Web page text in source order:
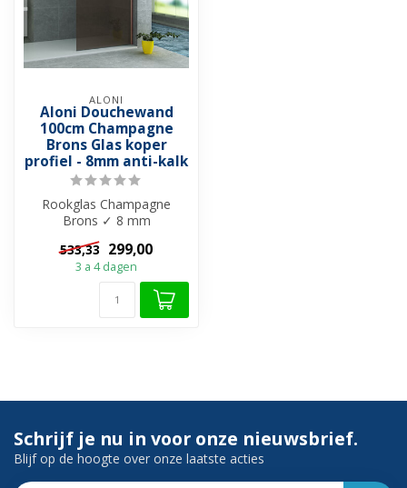
ALONI
Aloni Douchewand
100cm Champagne
Brons Glas koper
profiel - 8mm anti-kalk
Rookglas Champagne
Brons ✓ 8 mm
veiligheidsglas ✓ Anti-kalk
behandeling ✓ Met ko...
533,33 299,00
3 a 4 dagen
Schrijf je nu in voor onze nieuwsbrief.
Blijf op de hoogte over onze laatste acties